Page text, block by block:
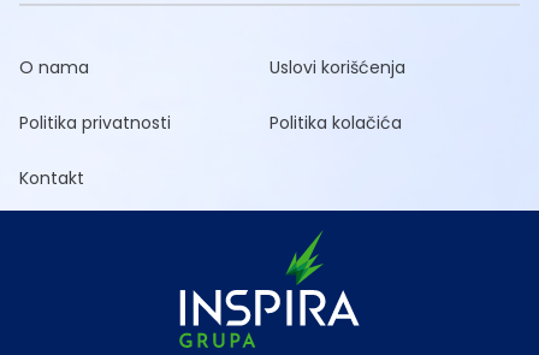
O nama Uslovi korišćenja
Politika privatnosti Politika kolačića
Kontakt